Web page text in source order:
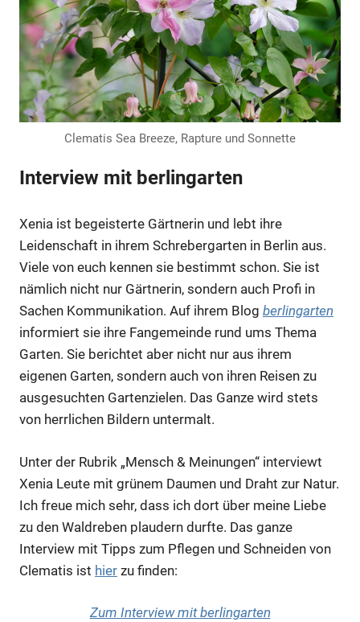
Clematis Sea Breeze, Rapture und Sonnette
Interview mit berlingarten
Xenia ist begeisterte Gärtnerin und lebt ihre
Leidenschaft in ihrem Schrebergarten in Berlin aus.
Viele von euch kennen sie bestimmt schon. Sie ist
nämlich nicht nur Gärtnerin, sondern auch Profi in
Sachen Kommunikation. Auf ihrem Blog berlingarten
informiert sie ihre Fangemeinde rund ums Thema
Garten. Sie berichtet aber nicht nur aus ihrem
eigenen Garten, sondern auch von ihren Reisen zu
ausgesuchten Gartenzielen. Das Ganze wird stets
von herrlichen Bildern untermalt.
Unter der Rubrik „Mensch & Meinungen“ interviewt
Xenia Leute mit grünem Daumen und Draht zur Natur.
Ich freue mich sehr, dass ich dort über meine Liebe
zu den Waldreben plaudern durfte. Das ganze
Interview mit Tipps zum Pflegen und Schneiden von
Clematis ist hier zu finden:
Zum Interview mit berlingarten